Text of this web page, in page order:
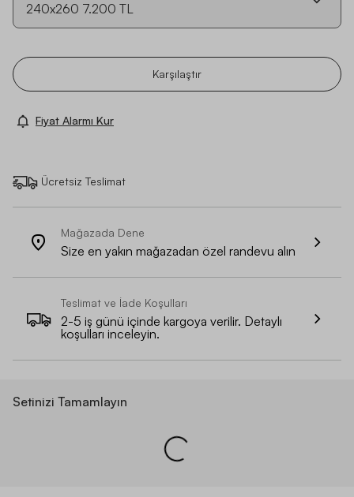
240x260 7.200 TL
Karşılaştır
Fiyat Alarmı Kur
Ücretsiz Teslimat
Mağazada Dene
Size en yakın mağazadan özel randevu alın
Teslimat ve İade Koşulları
2-5 iş günü içinde kargoya verilir. Detaylı
koşulları inceleyin.
Setinizi Tamamlayın